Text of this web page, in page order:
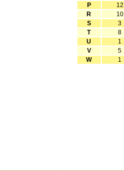
P
12
R
10
S
3
T
8
U
1
V
5
W
1